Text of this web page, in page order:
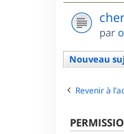
par
Nouveau
Revenir à